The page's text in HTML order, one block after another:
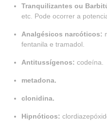
Tranquilizantes ou
etc. Pode ocorrer a
Analgésicos narcóticos:
fentanila e tramadol.
Antitussígenos: codeína.
metadona.
clonidina.
Hipnóticos: